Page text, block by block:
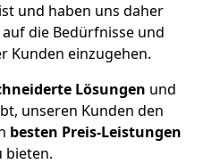
und haben uns daher
die Bedürfnisse und
Kunden einzugehen.
Lösungen und
unseren Kunden den
besten Preis-Leistungen
bieten.